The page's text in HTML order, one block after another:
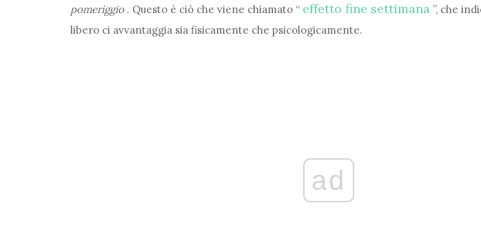
pomeriggio. Questo è ciò che viene chiamato “ effetto fine settimana ”, che
libero ci avvantaggia sia fisicamente che psicologicamente.
ad